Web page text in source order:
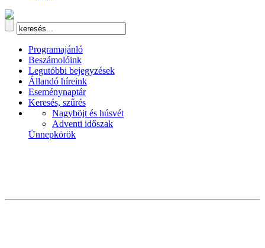
Programajánló
Beszámolóink
Legutóbbi bejegyzések
Állandó híreink
Eseménynaptár
Keresés, szűrés
Nagyböjt és húsvét
Adventi időszak
Ünnepkörök